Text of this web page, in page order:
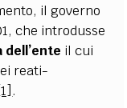
il governo
che introdusse
il cui
reati-
.